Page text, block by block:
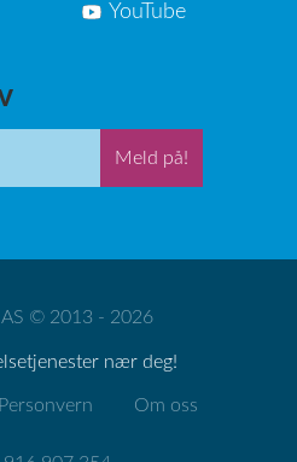
YouTube
Meld på!
AS © 2013 - 2026
nær deg!
Personvern Om oss